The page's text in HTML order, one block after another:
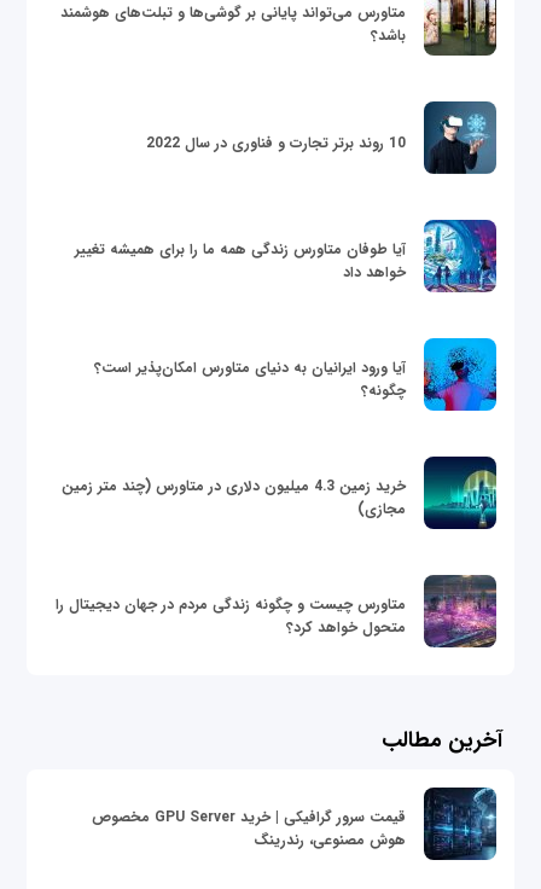
متاورس می‌تواند پایانی بر گوشی‌ها و تبلت‌های هوشمند
باشد؟
10 روند برتر تجارت و فناوری در سال 2022
آیا طوفان متاورس زندگی همه ما را برای همیشه تغییر
خواهد داد
آیا ورود ایرانیان به دنیای متاورس امکان‌پذیر است؟
چگونه؟
خرید زمین 4.3 میلیون دلاری در متاورس (چند متر زمین
مجازی)
متاورس چیست و چگونه زندگی مردم در جهان دیجیتال را
متحول خواهد کرد؟
آخرین مطالب
قیمت سرور گرافیکی | خرید GPU Server مخصوص
هوش مصنوعی، رندرینگ